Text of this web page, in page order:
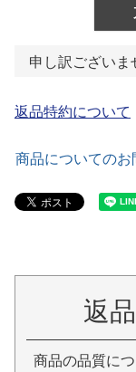
申し訳ございま
返品特約について
商品についての
返
商品の品質に